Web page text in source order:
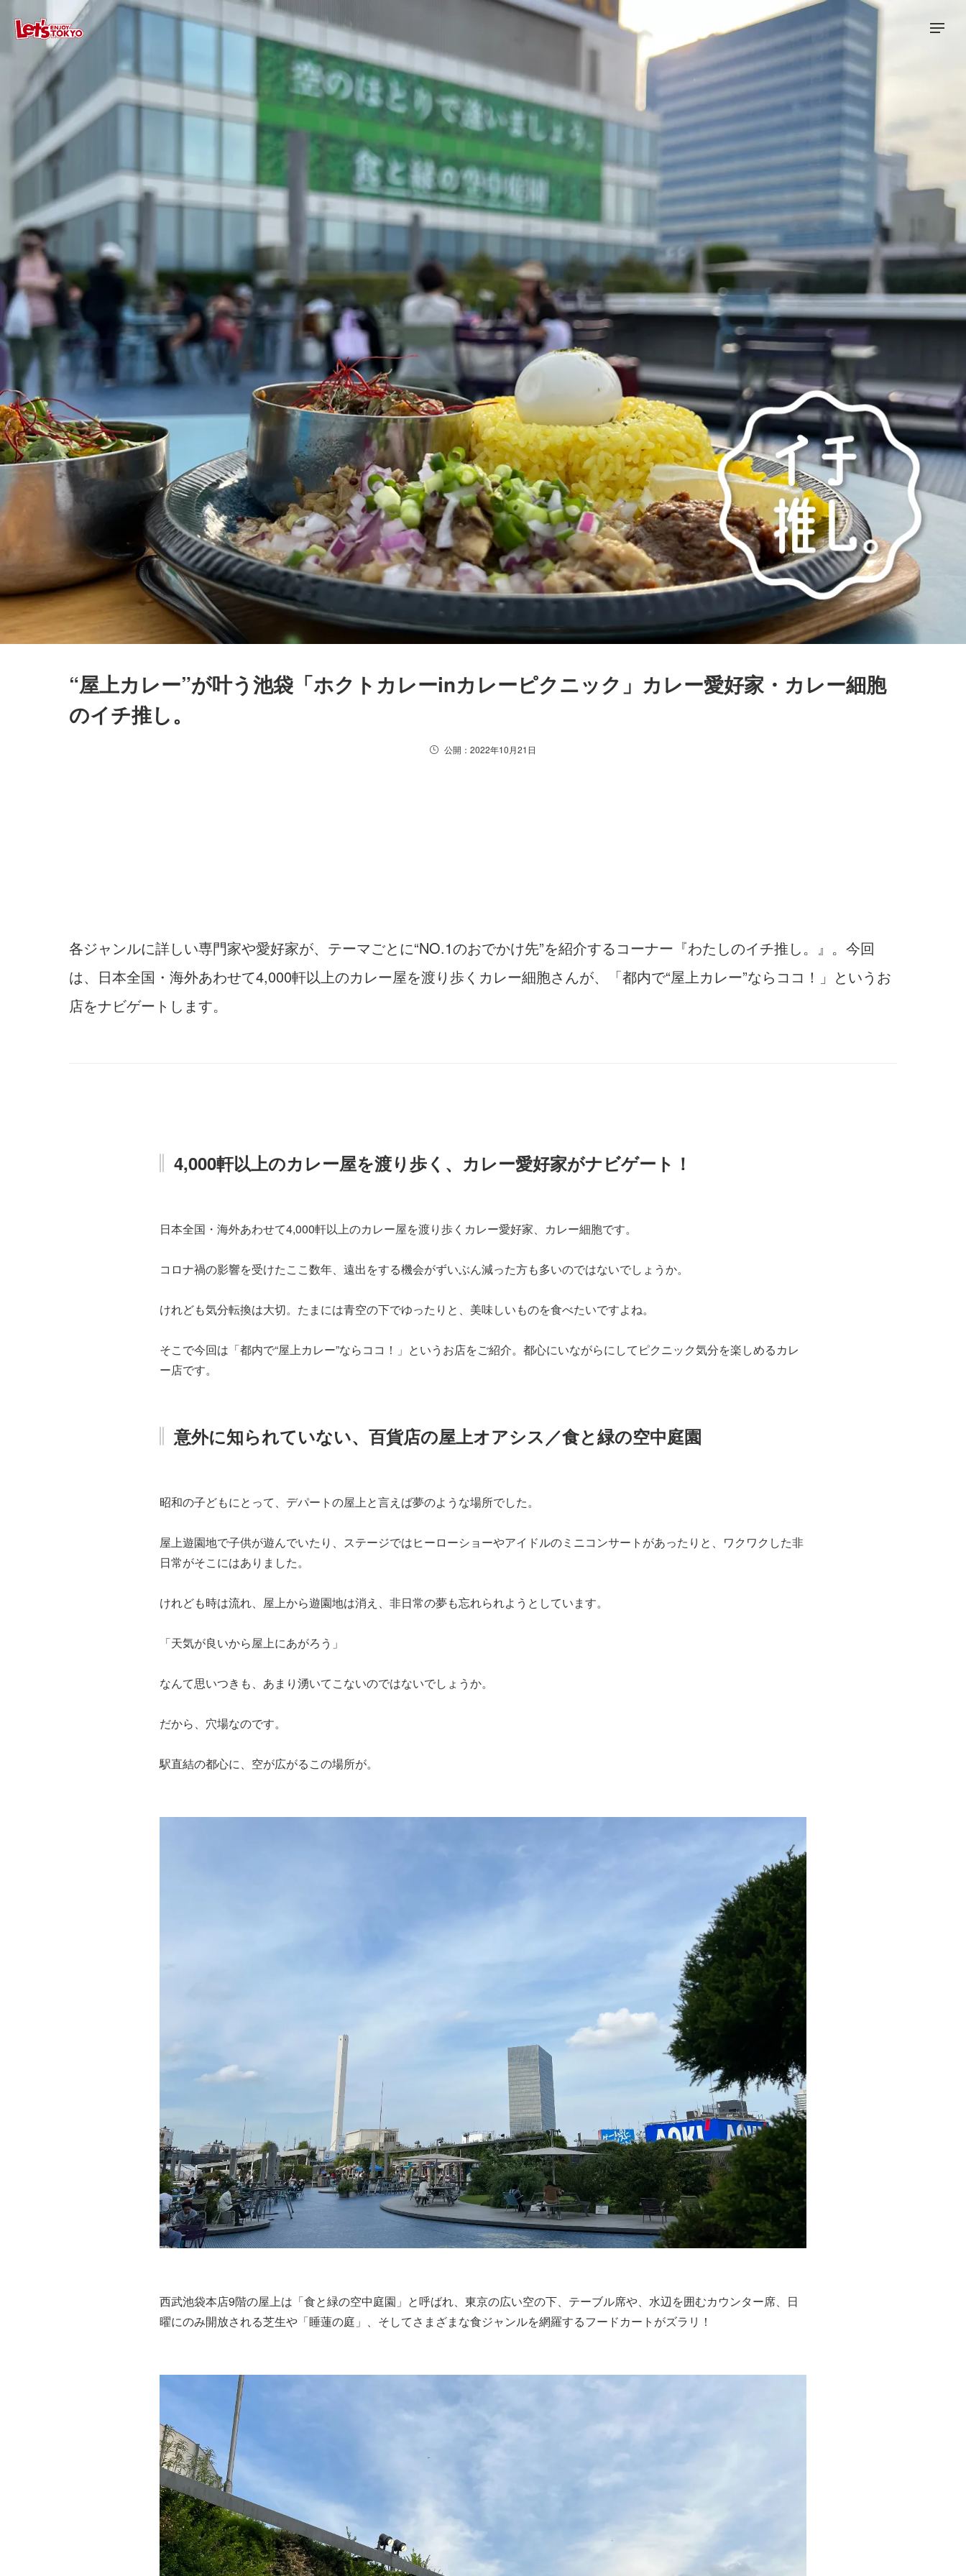
“屋上カレー”が叶う池袋「ホクトカレーinカレーピクニック」カレー愛好家・カレー細胞
のイチ推し。
公開：2022年10月21日
各ジャンルに詳しい専門家や愛好家が、テーマごとに“NO.1のおでかけ先”を紹介するコーナー『わたしのイチ推し。』。今回
は、日本全国・海外あわせて4,000軒以上のカレー屋を渡り歩くカレー細胞さんが、「都内で“屋上カレー”ならココ！」というお
店をナビゲートします。
4,000軒以上のカレー屋を渡り歩く、カレー愛好家がナビゲート！
日本全国・海外あわせて4,000軒以上のカレー屋を渡り歩くカレー愛好家、カレー細胞です。
コロナ禍の影響を受けたここ数年、遠出をする機会がずいぶん減った方も多いのではないでしょうか。
けれども気分転換は大切。たまには青空の下でゆったりと、美味しいものを食べたいですよね。
そこで今回は「都内で“屋上カレー”ならココ！」というお店をご紹介。都心にいながらにしてピクニック気分を楽しめるカレ
ー店です。
意外に知られていない、百貨店の屋上オアシス／食と緑の空中庭園
昭和の子どもにとって、デパートの屋上と言えば夢のような場所でした。
屋上遊園地で子供が遊んでいたり、ステージではヒーローショーやアイドルのミニコンサートがあったりと、ワクワクした非
日常がそこにはありました。
けれども時は流れ、屋上から遊園地は消え、非日常の夢も忘れられようとしています。
「天気が良いから屋上にあがろう」
なんて思いつきも、あまり湧いてこないのではないでしょうか。
だから、穴場なのです。
駅直結の都心に、空が広がるこの場所が。
西武池袋本店9階の屋上は「食と緑の空中庭園」と呼ばれ、東京の広い空の下、テーブル席や、水辺を囲むカウンター席、日
曜にのみ開放される芝生や「睡蓮の庭」、そしてさまざまな食ジャンルを網羅するフードカートがズラリ！